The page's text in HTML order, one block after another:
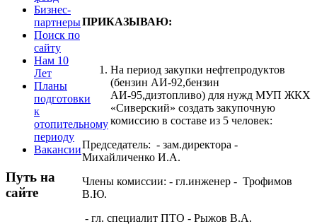
ПРИКАЗЫВАЮ:
На период закупки нефтепродуктов
(бензин АИ-92,бензин
АИ-95,дизтопливо) для нужд МУП ЖКХ
«Сиверский» создать закупочную
комиссию в составе из 5 человек:
Председатель: - зам.директора -
Михайличенко И.А.
Члены комиссии: - гл.инженер - Трофимов
В.Ю.
- гл. специалит ПТО - Рыжов В.А.
Бизнес-
партнеры
Поиск по
сайту
Нам 10
Лет
Планы
подготовки
к
отопительному
периоду
Вакансии
Путь на
сайте